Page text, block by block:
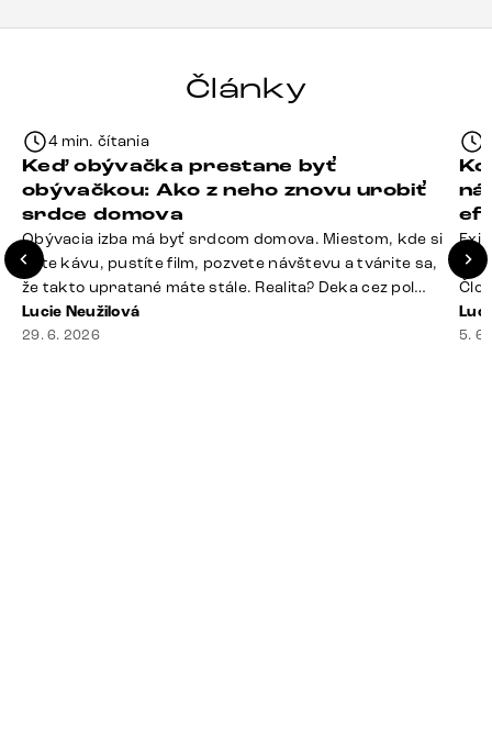
Články
4 min. čítania
Keď obývačka prestane byť
obývačkou: Ako z neho znovu urobiť
srdce domova
Obývacia izba má byť srdcom domova. Miestom, kde si
dáte kávu, pustíte film, pozvete návštevu a tvárite sa,
že takto upratané máte stále. Realita? Deka cez pol
sedačky, ovládač záhadne zmizol, konferenčný stolík
slúži ako odkladisko všetkého od účteniek po balzam
Lucie Neužilová
29. 6. 2026
si
5.